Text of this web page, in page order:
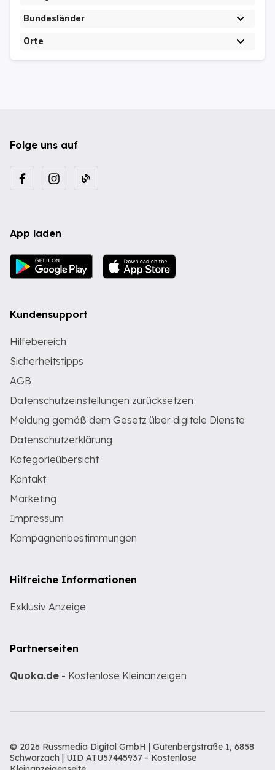
Bundesländer
Orte
Folge uns auf
App laden
Kundensupport
Hilfebereich
Sicherheitstipps
AGB
Datenschutzeinstellungen zurücksetzen
Meldung gemäß dem Gesetz über digitale Dienste
Datenschutzerklärung
Kategorieübersicht
Kontakt
Marketing
Impressum
Kampagnenbestimmungen
Hilfreiche Informationen
Exklusiv Anzeige
Partnerseiten
Quoka.de - Kostenlose Kleinanzeigen
© 2026 Russmedia Digital GmbH | Gutenbergstraße 1, 6858
Schwarzach | UID ATU57445937 - Kostenlose